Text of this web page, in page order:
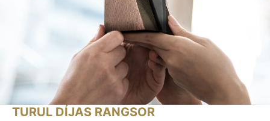
TURUL DÍJAS RANGSOR